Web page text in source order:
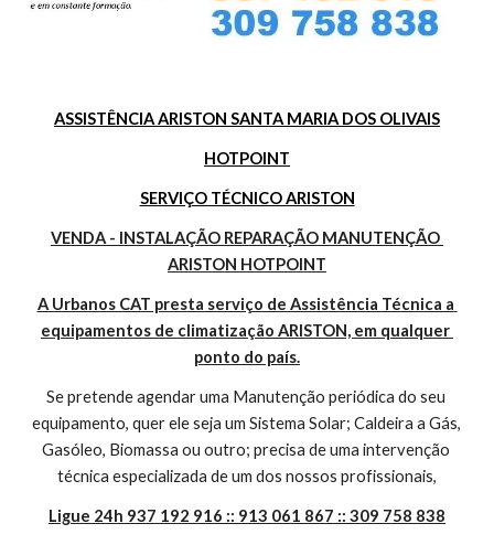
ASSISTÊNCIA ARISTON SANTA MARIA DOS OLIVAIS
HOTPOINT
SERVIÇO TÉCNICO ARISTON
VENDA - INSTALAÇÃO REPARAÇÃO MANUTENÇÃO
ARISTON HOTPOINT
A Urbanos CAT presta serviço de Assistência Técnica a
equipamentos de climatização ARISTON, em qualquer
ponto do país.
Se pretende agendar uma Manutenção periódica do seu
equipamento, quer ele seja um Sistema Solar; Caldeira a Gás,
Gasóleo, Biomassa ou outro; precisa de uma intervenção
técnica especializada de um dos nossos profissionais,
Ligue 24h 937 192 916 :: 913 061 867 :: 309 758 838